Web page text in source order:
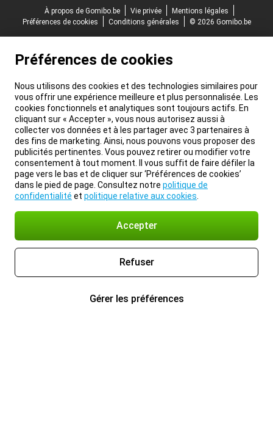
À propos de Gomibo.be
Vie privée
Mentions légales
Préférences de cookies
Conditions générales © 2026 Gomibo.be
Préférences de cookies
Nous utilisons des cookies et des technologies similaires pour
vous offrir une expérience meilleure et plus personnalisée. Les
cookies fonctionnels et analytiques sont toujours actifs. En
cliquant sur « Accepter », vous nous autorisez aussi à
collecter vos données et à les partager avec 3 partenaires à
des fins de marketing. Ainsi, nous pouvons vous proposer des
publicités pertinentes. Vous pouvez retirer ou modifier votre
consentement à tout moment. Il vous suffit de faire défiler la
page vers le bas et de cliquer sur ‘Préférences de cookies’
dans le pied de page. Consultez notre politique de
confidentialité et politique relative aux cookies
Accepter
Refuser
Gérer les préférences